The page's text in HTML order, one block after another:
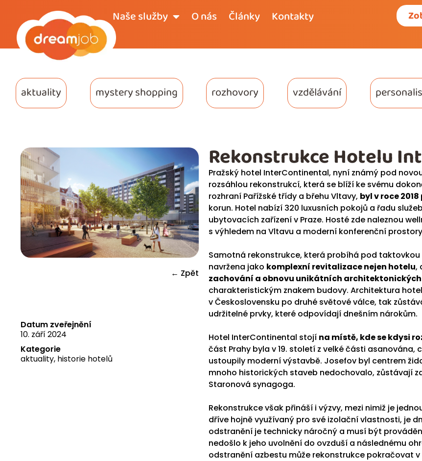
Naše služby O nás Články Kontakty
aktuality mystery shopping rozhovory vzdělávání
← Zpět
Datum zveřejnění
10. září 2024
Kategorie
aktuality, historie hotelů
Pražský hotel InterContinental, nyní známý pod
rozsáhlou rekonstrukcí, která se blíží ke svému
rozhraní Pařížské třídy a břehu Vltavy, byl v roce
korun. Hotel nabízí 320 luxusních pokojů a řadu
ubytovacích zařízení v Praze. Hosté zde naleznou
s výhledem na Vltavu a moderní konferenční
Samotná rekonstrukce, která probíhá pod
navržena jako komplexní revitalizace nejen hotelu,
zachování a obnovu unikátních
charakteristickým znakem budovy. Architektura
v Československu po druhé světové válce, tak
udržitelné prvky, které odpovídají dnešním nárokům.
Hotel InterContinental stojí na místě, kde se kdysi
část Prahy byla v 19. století z velké části
ustoupily moderní výstavbě. Josefov byl centrem
mnoho historických staveb nedochovalo, zůstávají
Staronová synagoga.
Rekonstrukce však přináší i výzvy, mezi nimiž je
dříve hojně využívaný pro své izolační vlastnosti, je
odstranění je technicky náročný a musí být
nedošlo k jeho uvolnění do ovzduší a následnému
odstranění azbestu může rekonstrukce pokračovat
Rekonstrukce Hotelu